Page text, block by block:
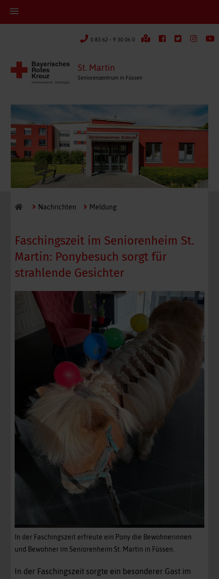
0 83 62 - 9 30 06 0
St. Martin
Seniorenzentrum in Füssen
Nachrichten Meldung
Faschingszeit im Seniorenheim St.
Martin: Ponybesuch sorgt für
strahlende Gesichter
In der Faschingszeit erfreute ein Pony die Bewohnerinnen
und Bewohner im Seniorenheim St. Martin in Füssen.
In der Faschingszeit sorgte ein besonderer Gast im